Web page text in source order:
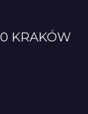
KRAKÓW